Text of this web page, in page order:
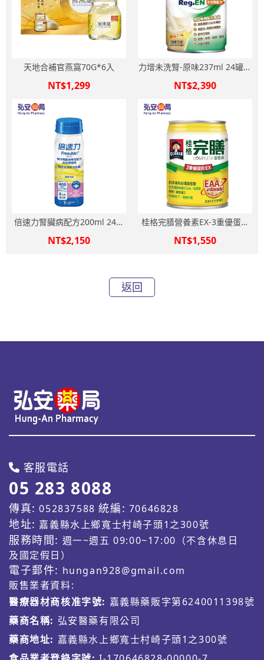
天地合補官燕窩70G*6入
NT$1,299
力增未洗腎-原味237ml 24罐箱
NT$2,390
倍速力腎臟病配方200ml 24瓶
NT$2,150
桂格完膳營養素EX-3重優蛋白
NT$1,550
返回
客服電話
05 283 8088
傳真: 052837588統編: 70646828
地址: 嘉義縣水上鄉寬士村崎子頭1之300號
服務時間: 週一~週五 09:00~17:00（不含休息日
及國定假日）
電子郵件: hungan928@gmail.com
販售業者資料:
醫療器材商核准字號: 嘉義縣藥販字第6240011398號
藥商名稱: 弘安醫藥有限公司
藥商地址: 嘉義縣水上鄉寬士村崎子頭1之300號